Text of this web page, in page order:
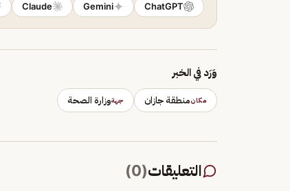
ChatGPT
Gemini
Claude
وَرَد في الخبر
مكانمنطقة جازان جهةوزارة الصحة
التعليقات(
0
)